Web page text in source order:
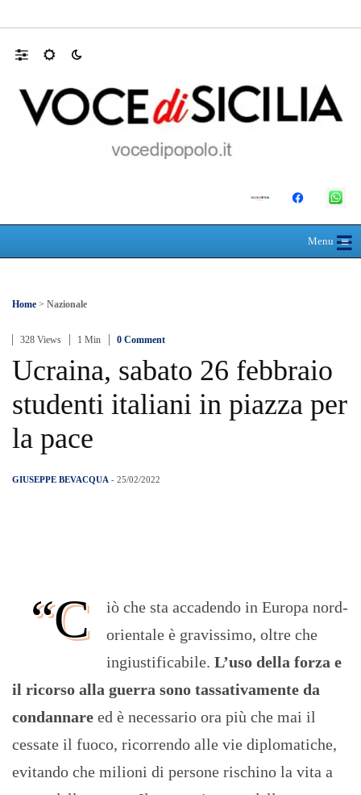
Menu≡
☰
Home > Nazionale
328 Views 1 Min 0 Comment
Ucraina, sabato 26 febbraio
studenti italiani in piazza per
la pace
GIUSEPPE BEVACQUA - 25/02/2022
“C
iò che sta accadendo in Europa nord-
orientale è gravissimo, oltre che
ingiustificabile. L’uso della forza e
il ricorso alla guerra sono tassativamente da
condannare ed è necessario ora più che mai il
cessate il fuoco, ricorrendo alle vie diplomatiche,
evitando che milioni di persone rischino la vita a